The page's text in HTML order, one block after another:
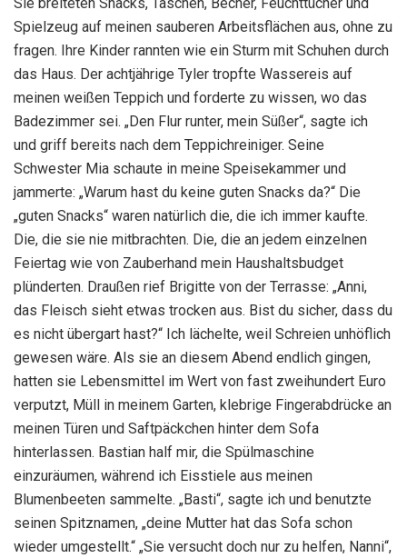
Spielzeug auf meinen sauberen Arbeitsflächen aus, ohne zu
fragen. Ihre Kinder rannten wie ein Sturm mit Schuhen durch
das Haus. Der achtjährige Tyler tropfte Wassereis auf
meinen weißen Teppich und forderte zu wissen, wo das
Badezimmer sei. „Den Flur runter, mein Süßer“, sagte ich
und griff bereits nach dem Teppichreiniger. Seine
Schwester Mia schaute in meine Speisekammer und
jammerte: „Warum hast du keine guten Snacks da?“ Die
„guten Snacks“ waren natürlich die, die ich immer kaufte.
Die, die sie nie mitbrachten. Die, die an jedem einzelnen
Feiertag wie von Zauberhand mein Haushaltsbudget
plünderten. Draußen rief Brigitte von der Terrasse: „Anni,
das Fleisch sieht etwas trocken aus. Bist du sicher, dass du
es nicht übergart hast?“ Ich lächelte, weil Schreien unhöflich
gewesen wäre. Als sie an diesem Abend endlich gingen,
hatten sie Lebensmittel im Wert von fast zweihundert Euro
verputzt, Müll in meinem Garten, klebrige Fingerabdrücke an
meinen Türen und Saftpäckchen hinter dem Sofa
hinterlassen. Bastian half mir, die Spülmaschine
einzuräumen, während ich Eisstiele aus meinen
Blumenbeeten sammelte. „Basti“, sagte ich und benutzte
seinen Spitznamen, „deine Mutter hat das Sofa schon
wieder umgestellt.“ „Sie versucht doch nur zu helfen, Nanni“,